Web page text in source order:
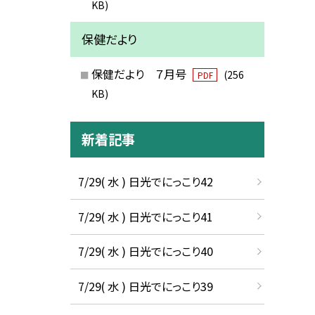
KB)
保健だより
保健だより ７月号 PDF
(256
KB)
新着記事
7/29( 水 ) 日光でにっこり42
7/29( 水 ) 日光でにっこり41
7/29( 水 ) 日光でにっこり40
7/29( 水 ) 日光でにっこり39